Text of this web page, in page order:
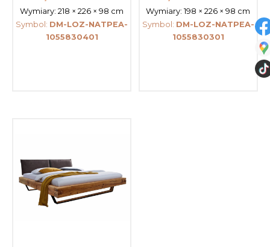
Wymiary:218 × 226 × 98 cm
Symbol: DM-LOZ-NATPEA-
1055830401
Wymiary:198 × 226 × 98 cm
Symbol: DM-LOZ-NATPEA-
1055830301